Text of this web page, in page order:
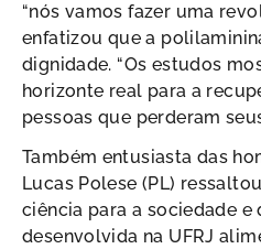
“nós vamos fazer uma
enfatizou que a
dignidade. “Os estudos
horizonte real para a
pessoas que perderam
Também entusiasta das
Lucas Polese (PL)
ciência para a sociedade e
desenvolvida na UFRJ